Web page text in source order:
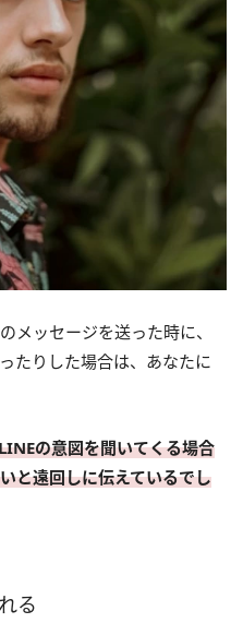
メッセージを送った時に、
たりした場合は、あなたに
の意図を聞いてくる場合
と遠回しに伝えているでし
る